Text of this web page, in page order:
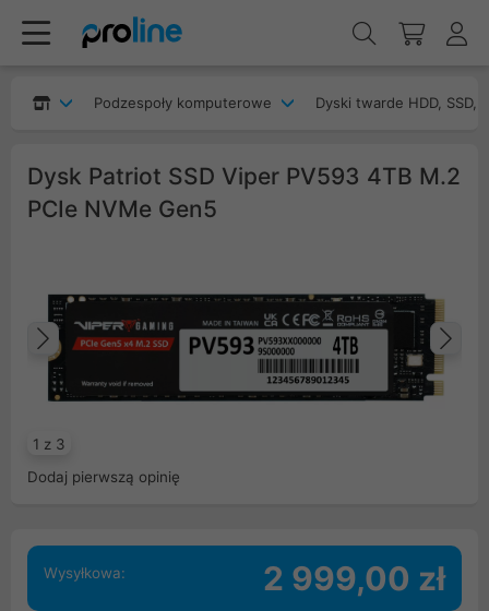
Podzespoły komputerowe Dyski twarde HDD, SSD,
Dysk Patriot SSD Viper PV593 4TB M.2
PCIe NVMe Gen5
1 z 3
Poprzedni
Dodaj pierwszą opinię
Wysyłkowa: 2 999,00 zł